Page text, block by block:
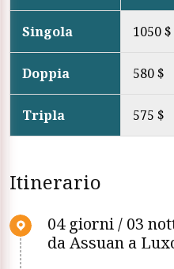
Singola 1050 $
Doppia 580 $
Tripla 575 $
Itinerario
04 giorni / 03
da Assuan a